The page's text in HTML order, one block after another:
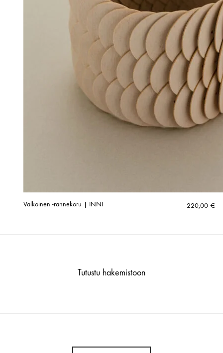
Valkoinen -rannekoru | INNI 220,00 €
Tutustu hakemistoon